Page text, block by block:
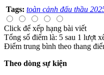
Tags: toàn cảnh đấu thầu
Click để xếp hạng bài viết
Tổng số điểm là: 5 sau 1 lượt
Điểm trung bình theo thang
Theo dòng sự kiện